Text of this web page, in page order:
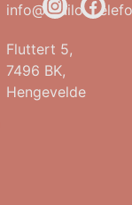
Fluttert 5,
7496 BK,
Hengevelde